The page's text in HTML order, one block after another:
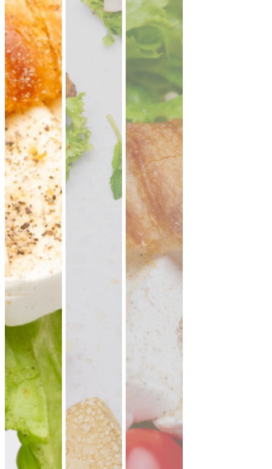
Mini Pitabrot
vegan
Fingerfood · für Mezze & Buffets
ab 17,00 € für 20 ×
(inkl. MwSt.)
Mini Falafel Bites
vegan
100 % Kichererbsen, fein gewürzt, mit
cremigem Tahini.
pflanzlich · ideal für
Events & Buffets
19,90 € für 1 ×
(inkl. MwSt.)
Falafel mit Tahini
knusprige Falafel aus Kichererbsen mit
frischem Koriander & Tahini.
ideal für Mezze & Buffets
ab 25,00 €
35er Falafel-Halloumi Mix
Falafel und Halloumi mit zwei Soßen ·
kräftig, handgemacht, zum teilen.
Fingerfood
· für Buffets & Veranstaltungen
39,50 €
(inkl. MwSt.)
Dubai Halloumi Platte (20 Stück)